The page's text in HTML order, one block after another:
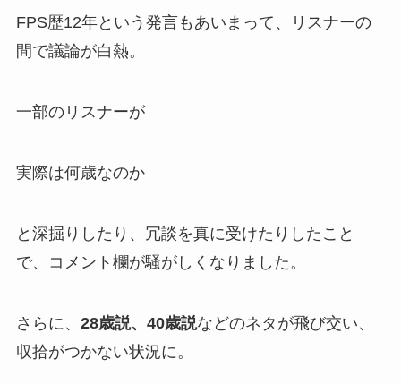
FPS歴12年という発言もあいまって、リスナーの
間で議論が白熱。
一部のリスナーが
実際は何歳なのか
と深掘りしたり、冗談を真に受けたりしたこと
で、コメント欄が騒がしくなりました。
さらに、 28歳説、40歳説などのネタが飛び交い、
収拾がつかない状況に。